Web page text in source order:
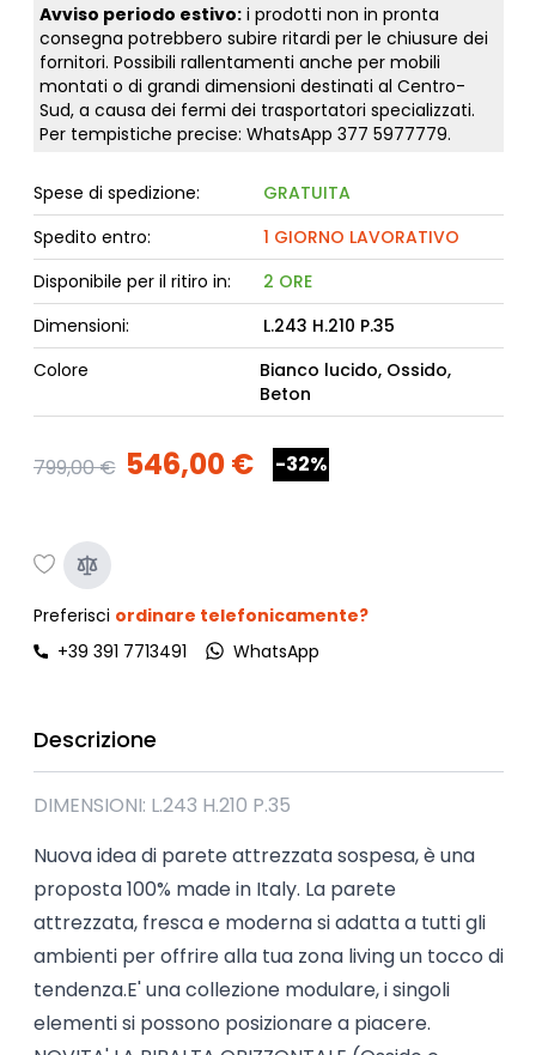
Avviso periodo estivo:i prodotti non in pronta
consegna potrebbero subire ritardi per le chiusure dei
fornitori. Possibili rallentamenti anche per mobili
montati o di grandi dimensioni destinati al Centro-
Sud, a causa dei fermi dei trasportatori specializzati.
Per tempistiche precise: WhatsApp 377 5977779.
Spese di spedizione:
GRATUITA
Spedito entro:
1 GIORNO LAVORATIVO
Disponibile per il ritiro in:
2 ORE
Dimensioni:
L.243 H.210 P.35
Colore
Bianco lucido, Ossido,
Beton
799,00 € 546,00 € -32%
Preferisci ordinare telefonicamente?
+39 391 7713491
WhatsApp
Descrizione
DIMENSIONI: L.243 H.210 P.35
Nuova idea di parete attrezzata sospesa, è una
proposta 100% made in Italy. La parete
attrezzata, fresca e moderna si adatta a tutti gli
ambienti per offrire alla tua zona living un tocco di
tendenza.E' una collezione modulare, i singoli
elementi si possono posizionare a piacere.